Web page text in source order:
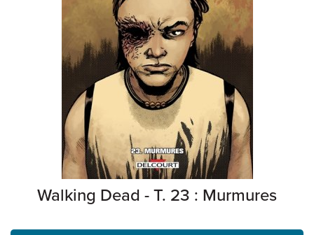
Walking Dead - T. 23 : Murmures